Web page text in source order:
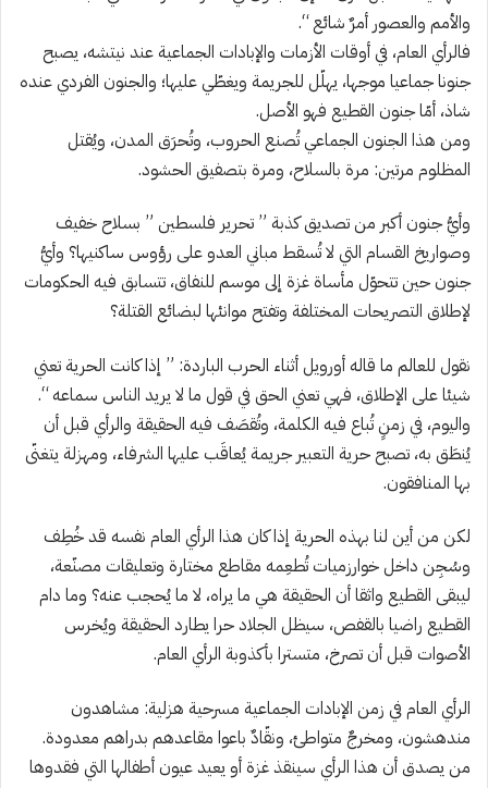
والأمم والعصور أمرٌ شائع “.
فالرأي العام، في أوقات الأزمات والإبادات الجماعية عند نيتشه، يصبح
جنونا جماعيا موجها، يهلّل للجريمة ويغطّي عليها؛ والجنون الفردي عنده
شاذ، أمّا جنون القطيع فهو الأصل.
ومن هذا الجنون الجماعي تُصنع الحروب، وتُحرَق المدن، ويُقتل
المظلوم مرتين: مرة بالسلاح، ومرة بتصفيق الحشود.
وأيُّ جنون أكبر من تصديق كذبة ” تحرير فلسطين ” بسلاح خفيف
وصواريخ القسام التي لا تُسقط مباني العدو على رؤوس ساكنيها؟ وأيُّ
جنون حين تتحوّل مأساة غزة إلى موسم للنفاق، تتسابق فيه الحكومات
لإطلاق التصريحات المختلفة وتفتح موانئها لبضائع القتلة؟
نقول للعالم ما قاله أورويل أثناء الحرب الباردة: ” إذا كانت الحرية تعني
شيئا على الإطلاق، فهي تعني الحق في قول ما لا يريد الناس سماعه “.
واليوم، في زمنٍ تُباع فيه الكلمة، وتُقصَف فيه الحقيقة والرأي قبل أن
يُنطَق به، تصبح حرية التعبير جريمة يُعاقَب عليها الشرفاء، ومهزلة يتغنّى
بها المنافقون.
لكن من أين لنا بهذه الحرية إذا كان هذا الرأي العام نفسه قد خُطِف
وسُجِن داخل خوارزميات تُطعِمه مقاطع مختارة وتعليقات مصنّعة،
ليبقى القطيع واثقا أن الحقيقة هي ما يراه، لا ما يُحجب عنه؟ وما دام
القطيع راضيا بالقفص، سيظل الجلاد حرا يطارد الحقيقة ويُخرس
الأصوات قبل أن تصرخ، متسترا بأكذوبة الرأي العام.
الرأي العام في زمن الإبادات الجماعية مسرحية هزلية: مشاهدون
مندهشون، ومخرجٌ متواطئ، ونقّادٌ باعوا مقاعدهم بدراهم معدودة.
من يصدق أن هذا الرأي سينقذ غزة أو يعيد عيون أطفالها التي فقدوها